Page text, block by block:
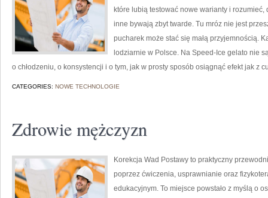
które lubią testować nowe warianty i
inne bywają zbyt twarde. Tu mróz nie jest
pucharek może stać się małą przyjemnością.
lodziarnie w Polsce. Na Speed-Ice gelato nie
o chłodzeniu, o konsystencji i o tym, jak w prosty sposób osiągnąć efekt jak z
CATEGORIES: NOWE TECHNOLOGIE
Zdrowie mężczyzn
Korekcja Wad Postawy to praktyczny
poprzez ćwiczenia, usprawnianie oraz
edukacyjnym. To miejsce powstało z myślą o